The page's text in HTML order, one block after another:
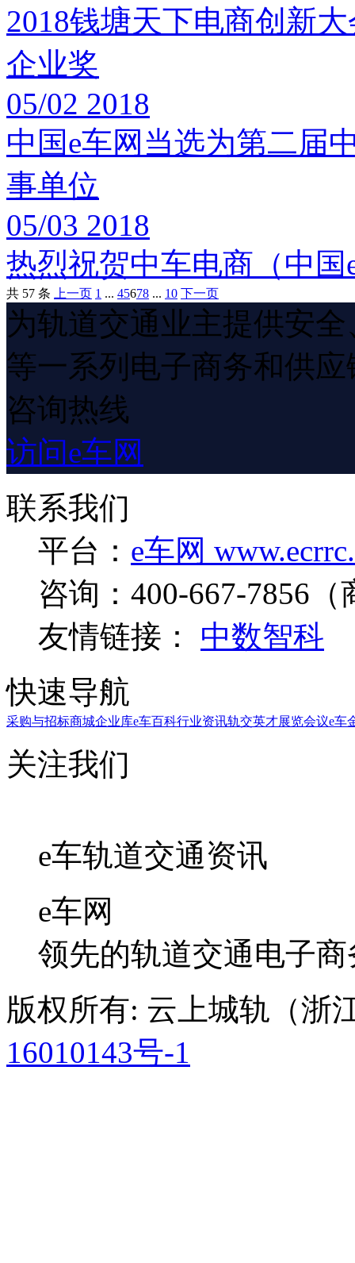
2018钱塘天下电商创新
企业奖
05/02 2018
中国e车网当选为第二届
事单位
05/03 2018
热烈祝贺中车电商（中
共 57 条 上一页 1 ... 45678 ... 10 下一页
为轨道交通业主提供安
等一系列电子商务和供
咨询热线
访问e车网
联系我们
平台： e车网
咨询：400-667-7856
友情链接： 中数智科
快速导航
采购与招标商城企业库e车百科行业资讯轨交英才展览会议e车
关注我们
e车轨道交通资讯
e车网
领先的轨道交通电子
版权所有: 云上城轨（
16010143号-1